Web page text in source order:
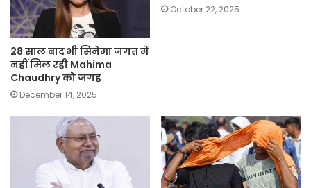
28 साल बाद भी सिनेमा जगत में
नहीं मिल रही Mahima
Chaudhry को जगह
December 14, 2025
October 22, 2025